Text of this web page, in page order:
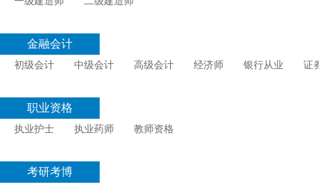
金融会计
初级会计 中级会计 高级会计 经济师 银行从业 证
职业资格
执业护士 执业药师 教师资格
考研考博